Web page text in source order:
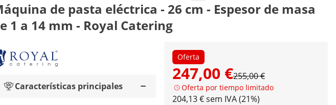
de pasta eléctrica - 26 cm - Espesor de masa
1 a 14 mm - Royal Catering
Oferta
247,00 €255,00 €
Oferta por tiempo limitado
204,13 € sem IVA (21%)
Características principales